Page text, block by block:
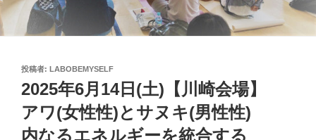
投
稿
日:
投稿者: LABOBEMYSELF
2025年6月14日(土)【川崎会場】
アワ(女性性)とサヌキ(男性性)
内なるエネルギーを統合する